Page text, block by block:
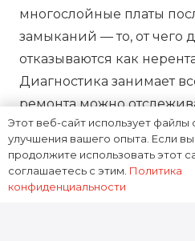
многослойные платы
замыканий — то, от чего
отказываются как
Диагностика занимает
ремонта можно
работы предоставляем
договоре гарантию,
ответственность за
Этот веб-сайт использует файлы
улучшения вашего опыта. Если вы
продолжите использовать этот
соглашаетесь с этим. Политика
конфиденциальности